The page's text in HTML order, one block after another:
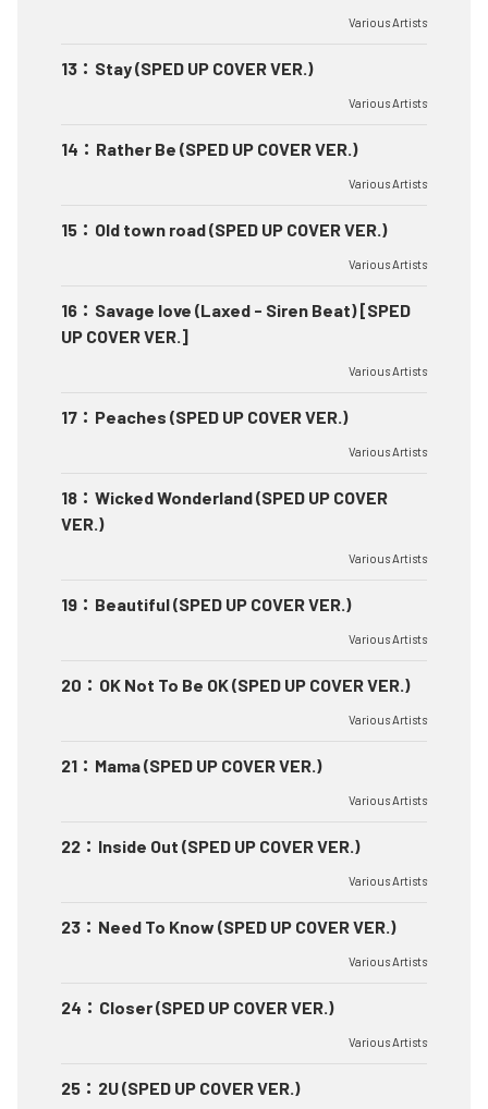
Various Artists
13 ： Stay (SPED UP COVER VER.)
Various Artists
14 ： Rather Be (SPED UP COVER VER.)
Various Artists
15 ： Old town road (SPED UP COVER VER.)
Various Artists
16 ： Savage love (Laxed - Siren Beat) [SPED
UP COVER VER.]
Various Artists
17 ： Peaches (SPED UP COVER VER.)
Various Artists
18 ： Wicked Wonderland (SPED UP COVER
VER.)
Various Artists
19 ： Beautiful (SPED UP COVER VER.)
Various Artists
20 ： OK Not To Be OK (SPED UP COVER VER.)
Various Artists
21 ： Mama (SPED UP COVER VER.)
Various Artists
22 ： Inside Out (SPED UP COVER VER.)
Various Artists
23 ： Need To Know (SPED UP COVER VER.)
Various Artists
24 ： Closer (SPED UP COVER VER.)
Various Artists
25 ： 2U (SPED UP COVER VER.)